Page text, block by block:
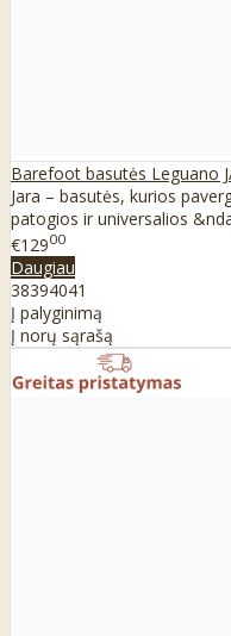
Barefoot basutės Leguano
Jara – basutės, kurios
patogios ir universalios
€12900
Daugiau
38394041
Į palyginimą
Į norų sąrašą